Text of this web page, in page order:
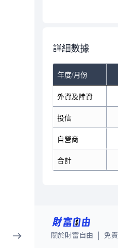
詳細數據
年度/月份
2026/07/29
外資及陸資
投信
自營商
合計
0
關於財富自由 免